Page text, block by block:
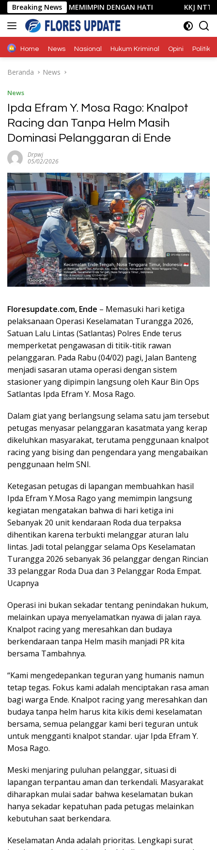
Langsung
ke
konten
Breaking News
BELAJAR MEMIMPIN DENGAN HATI KKJ NTT dan AJI
Home News Nasional Hukum Kriminal Opini Politik
Beranda News
News
Ipda Efram Y. Mosa Rago: Knalpot
Racing dan Tanpa Helm Masih
Dominasi Pelanggaran di Ende
Drpwj
05/02/2026
Floresupdate.com, Ende – Memasuki hari ketiga
pelaksanaan Operasi Keselamatan Turangga 2026,
Satuan Lalu Lintas (Satlantas) Polres Ende terus
memperketat pengawasan di titik-titik rawan
pelanggaran. Pada Rabu (04/02) pagi, Jalan Banteng
menjadi sasaran utama operasi dengan sistem
stasioner yang dipimpin langsung oleh Kaur Bin Ops
Satlantas Ipda Efram Y. Mosa Rago.
Dalam giat yang berlangsung selama satu jam tersebut
petugas menyasar pelanggaran kasatmata yang kerap
dikeluhkan masyarakat, terutama penggunaan knalpot
racing yang bising dan pengendara yang mengabaikan
penggunaan helm SNI.
Ketegasan petugas di lapangan membuahkan hasil
Ipda Efram Y.Mosa Rago yang memimpin langsung
kegiatan mengatakan bahwa di hari ketiga ini
Sebanyak 20 unit kendaraan Roda dua terpaksa
dihentikan karena terbukti melanggar aturan lalu
lintas. Jadi total pelanggar selama Ops Keselamatan
Turangga 2026 sebanyak 36 pelanggar dengan Rincian
33 pelanggar Roda Dua dan 3 Pelanggar Roda Empat.
Ucapnya
Operasi ini bukan sekadar tentang penindakan hukum,
melainkan upaya menyelamatkan nyawa di jalan raya.
Knalpot racing yang meresahkan dan budaya
berkendaraan tanpa Helm masih manjadi PR kita
bersama Tambahnya.
“Kami mengedepankan teguran yang humanis namun
tetap tegas. Fokus kami adalah menciptakan rasa aman
bagi warga Ende. Knalpot racing yang meresahkan dan
budaya tanpa helm harus kita kikis demi keselamatan
bersama, semua pelanggar kami beri teguran untuk
untuk mengganti knalpot standar. ujar Ipda Efram Y.
Mosa Rago.
Meski menjaring puluhan pelanggar, situasi di
lapangan terpantau aman dan terkendali. Masyarakat
diharapkan mulai sadar bahwa keselamatan bukan
hanya sekadar kepatuhan pada petugas melainkan
kebutuhan saat berkendara.
Keselamatan Anda adalah prioritas. Lengkapi surat